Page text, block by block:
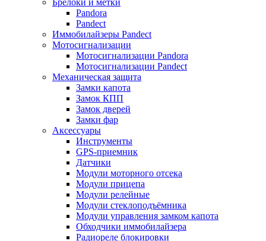
Брелоки и метки
Pandora
Pandect
Иммобилайзеры Pandect
Мотосигнализации
Мотосигнализации Pandora
Мотосигнализации Pandect
Механическая защита
Замки капота
Замок КПП
Замок дверей
Замки фар
Аксессуары
Инструменты
GPS-приемник
Датчики
Модули моторного отсека
Модули прицепа
Модули релейные
Модули стеклоподъёмника
Модули управления замком капота
Обходчики иммобилайзера
Радиореле блокировки